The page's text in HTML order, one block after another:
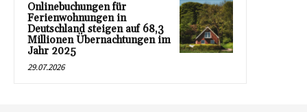
Onlinebuchungen für
Ferienwohnungen in
Deutschland steigen auf 68,3
Millionen Übernachtungen im
Jahr 2025
29.07.2026